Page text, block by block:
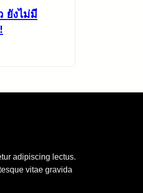
ยังไม่มี
adipiscing lectus.
vitae gravida